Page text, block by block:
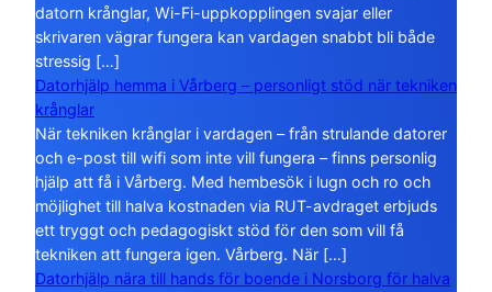
datorn krånglar, Wi-Fi-uppkopplingen svajar eller
skrivaren vägrar fungera kan vardagen snabbt bli både
stressig […]
Datorhjälp hemma i Vårberg – personligt stöd när tekniken
krånglar
När tekniken krånglar i vardagen – från strulande datorer
och e-post till wifi som inte vill fungera – finns personlig
hjälp att få i Vårberg. Med hembesök i lugn och ro och
möjlighet till halva kostnaden via RUT-avdraget erbjuds
ett tryggt och pedagogiskt stöd för den som vill få
tekniken att fungera igen. Vårberg. När […]
Datorhjälp nära till hands för boende i Norsborg för halva